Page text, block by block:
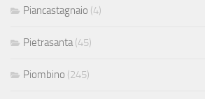
Piancastagnaio (4)
Pietrasanta (45)
Piombino (245)